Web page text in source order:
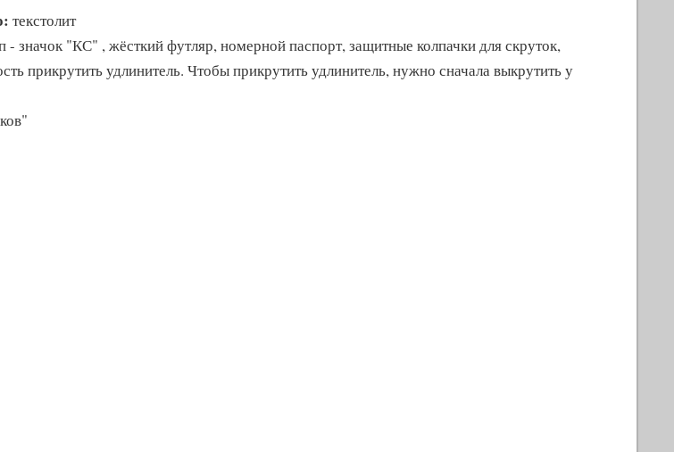
текстолит
- значок "КС" , жёсткий футляр, номерной паспорт, защитные колпачки для скруток,
прикрутить удлинитель. Чтобы прикрутить удлинитель, нужно сначала выкрутить у